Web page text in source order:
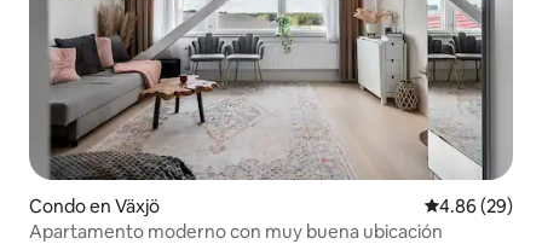
Condo en Växjö Calificación
4.86 (29)
Apartamento moderno con muy buena ubicación